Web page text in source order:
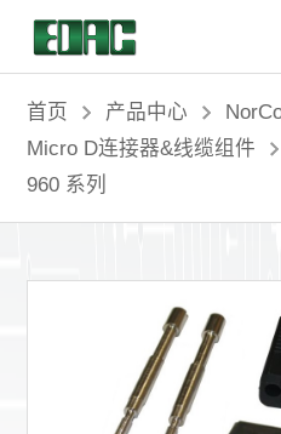
首页
产品中心
首页 产品中心
Micro D连接器&线缆组件
960 系列